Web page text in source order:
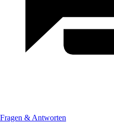
Fragen & Antworten